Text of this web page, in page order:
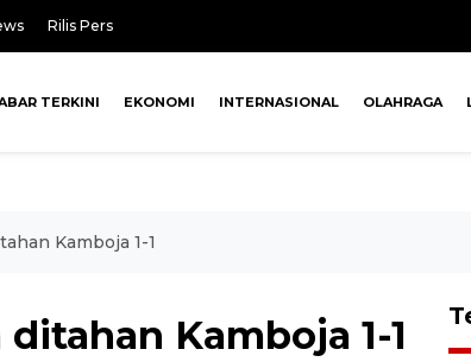
Rilis Pers
TERKINI EKONOMI INTERNASIONAL OLAHRAGA
Kamboja 1-1
Kamboja 1-1